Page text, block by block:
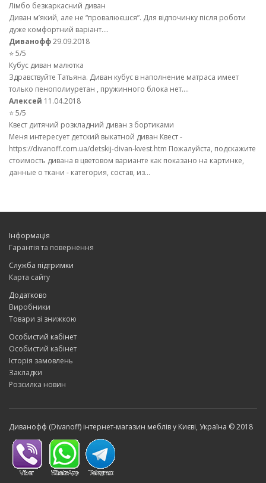
Лімбо безкаркасний диван
Диван м’який, але не “провалюєшся”. Для відпочинку після роботи
дуже комфортний варіант....
Диванофф29.09.2018
⭐ 5/5
Кубус диван малютка
Здравствуйте Татьяна. Диван кубус в наполнение матраса имеет
только пенополиуретан , пружинного блока нет....
Алексей 11.04.2018
⭐ 5/5
Квест дитячий розкладний диван з бортиками
Меня интересует детский выкатной диван Квест -
https://divanoff.com.ua/detskij-divan-kvest.htm Пожалуйста, подскажите
стоимость дивана в цветовом варианте как показано на картинке,
данные о ткани - категория, состав, из...
Інформація
Гарантія та повернення
Служба підтримки
Карта сайту
Додатково
Виробники
Товари зі знижкою
Особистий кабінет
Особистий кабінет
Історія замовлень
Закладки
Розсилка новин
Диванофф (Divanoff) інтернет-магазин меблів у Києві, Україна © 2018